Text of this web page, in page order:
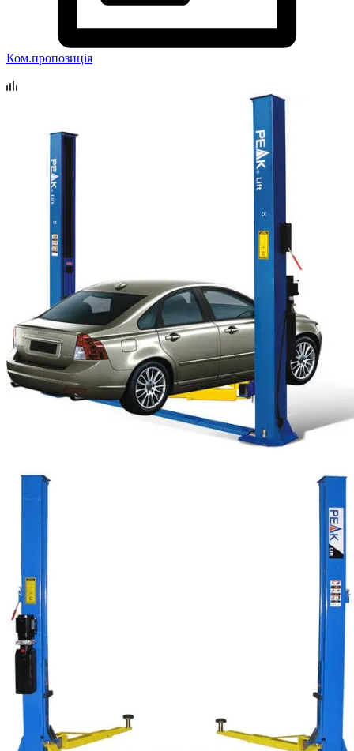
Ком.пропозиція